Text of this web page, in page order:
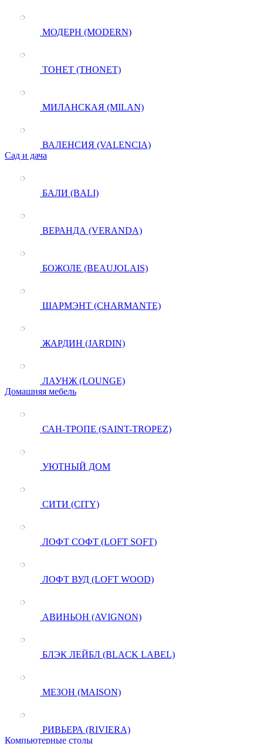
МОДЕРН (MODERN)
ТОНЕТ (THONET)
МИЛАНСКАЯ (MILAN)
ВАЛЕНСИЯ (VALENCIA)
Сад и дача
БАЛИ (BALI)
ВЕРАНДА (VERANDA)
БОЖОЛЕ (BEAUJOLAIS)
ШАРМЭНТ (CHARMANTE)
ЖАРДИН (JARDIN)
ЛАУНЖ (LOUNGE)
Домашняя мебель
САН-ТРОПЕ (SAINT-TROPEZ)
УЮТНЫЙ ДОМ
СИТИ (CITY)
ЛОФТ СОФТ (LOFT SOFT)
ЛОФТ ВУД (LOFT WOOD)
АВИНЬОН (AVIGNON)
БЛЭК ЛЕЙБЛ (BLACK LABEL)
МЕЗОН (MAISON)
РИВЬЕРА (RIVIERA)
Компьютерные столы